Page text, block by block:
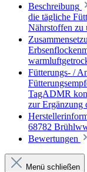
Beschreibung
die tägliche
Nährstoffen
Fütterungs- /
TagADMR
zur Ergänzung
68782
Bewertungen
Menü schließen